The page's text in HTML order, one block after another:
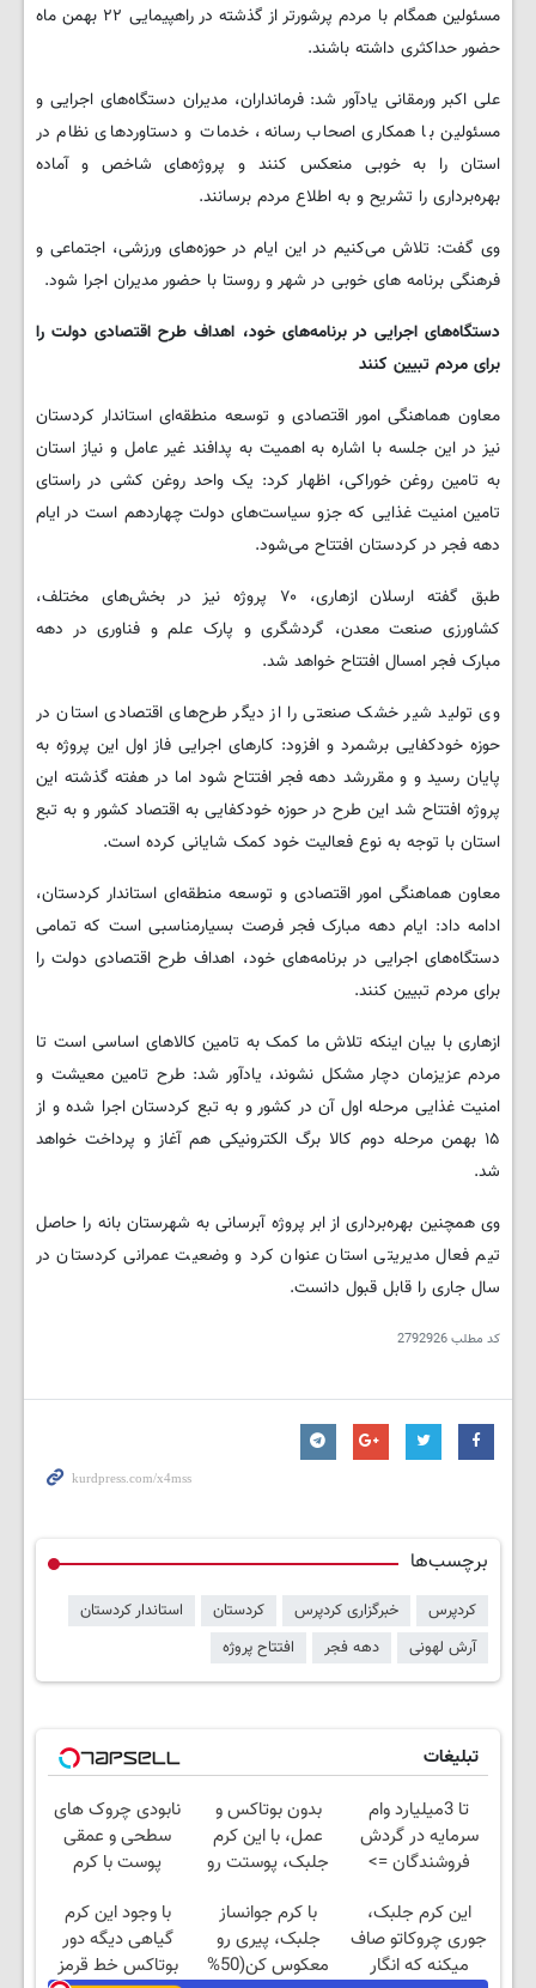
مسئولین همگام با مردم پرشورتر از گذشته در راهپیمایی ۲۲ بهمن ماه
حضور حداکثری داشته باشند.
علی اکبر ورمقانی یادآور شد: فرمانداران، مدیران دستگاه‌های اجرایی و
مسئولین با همکاری اصحاب رسانه، خدمات و دستاوردهای نظام در
استان را به خوبی منعکس کنند و پروژه‌های شاخص و آماده
بهره‌برداری را تشریح و به اطلاع مردم برسانند.
وی گفت: تلاش می‌کنیم در این ایام در حوزه‌های ورزشی، اجتماعی و
فرهنگی برنامه های خوبی در شهر و روستا با حضور مدیران اجرا شود.
دستگاه‌های اجرایی در برنامه‌های خود، اهداف طرح اقتصادی دولت را
برای مردم تبیین کنند
معاون هماهنگی امور اقتصادی و توسعه منطقه‌ای استاندار کردستان
نیز در این جلسه با اشاره به اهمیت به پدافند غیر عامل و نیاز استان
به تامین روغن خوراکی، اظهار کرد: یک واحد روغن کشی در راستای
تامین امنیت غذایی که جزو سیاست‌های دولت چهاردهم است در ایام
دهه فجر در کردستان افتتاح می‌شود.
طبق گفته ارسلان ازهاری، ۷۰ پروژه نیز در بخش‌های مختلف،
کشاورزی صنعت معدن، گردشگری و پارک علم و فناوری در دهه
مبارک فجر امسال افتتاح خواهد شد.
وی تولید شیر خشک صنعتی را از دیگر طرح‌های اقتصادی استان در
حوزه خودکفایی برشمرد و افزود: کارهای اجرایی فاز اول این پروژه به
پایان رسید و و مقررشد دهه فجر افتتاح شود اما در هفته گذشته این
پروژه افتتاح شد این طرح در حوزه خودکفایی به اقتصاد کشور و به تبع
استان با توجه به نوع فعالیت خود کمک شایانی کرده است.
معاون هماهنگی امور اقتصادی و توسعه منطقه‌ای استاندار کردستان،
ادامه داد: ایام دهه مبارک فجر فرصت بسیارمناسبی است که تمامی
دستگاه‌های اجرایی در برنامه‌های خود، اهداف طرح اقتصادی دولت را
برای مردم تبیین کنند.
ازهاری با بیان اینکه تلاش ما کمک به تامین کالاهای اساسی است تا
مردم عزیزمان دچار مشکل نشوند، یادآور شد: طرح تامین معیشت و
امنیت غذایی مرحله اول آن در کشور و به تبع کردستان اجرا شده و از
۱۵ بهمن مرحله دوم کالا برگ الکترونیکی هم آغاز و پرداخت خواهد
شد.
وی همچنین بهره‌برداری از ابر پروژه آبرسانی به شهرستان بانه را حاصل
تیم فعال مدیریتی استان عنوان کرد و وضعیت عمرانی کردستان در
سال جاری را قابل قبول دانست.
کد مطلب2792926
برچسب‌ها
کردپرس خبرگزاری کردپرس کردستان
استاندار کردستان
آرش لهونی
دهه فجر افتتاح پروژه
تبلیغات
تا 3میلیارد وام
سرمایه در گردش
فروشندگان =>
کن
بدون بوتاکس و
عمل، با این کرم
جلبک، پوستت رو
نابودی چروک های
سطحی و عمقی
پوست با کرم
این کرم جلبک،
جوری چروکاتو صاف
میکنه که انگار
با کرم جوانساز
جلبک، پیری رو
معکوس کن(50%
با وجود این کرم
گیاهی دیگه دور
بوتاکس خط قرمز